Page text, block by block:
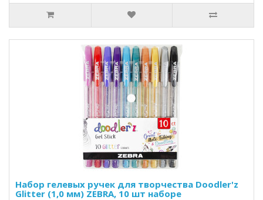
Набор гелевых ручек для творчества Doodler'z
Glitter (1,0 мм) ZEBRA, 10 шт наборе